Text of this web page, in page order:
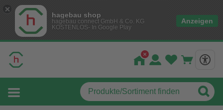
hagebau shop
hagebau connect GmbH & Co. KG
KOSTENLOS- In Google Play
Anzeigen